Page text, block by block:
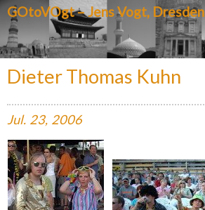
GOtoVOgt – Jens Vogt, Dresden
Dieter Thomas Kuhn
Jul. 23, 2006